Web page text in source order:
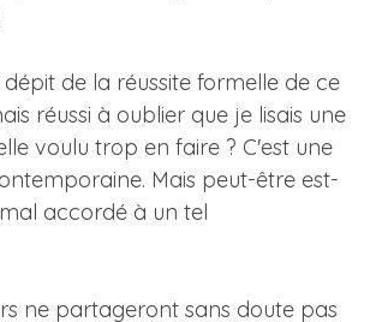
de la réussite formelle de ce
réussi à oublier que je lisais une
voulu trop en faire ? C'est une
Mais peut-être est-
accordé à un tel
ne partageront sans doute pas